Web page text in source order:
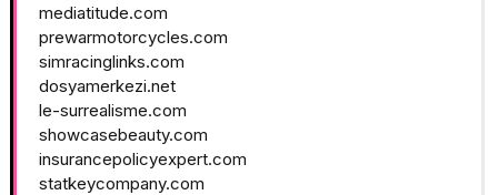
mediatitude.com
prewarmotorcycles.com
simracinglinks.com
dosyamerkezi.net
le-surrealisme.com
showcasebeauty.com
insurancepolicyexpert.com
statkeycompany.com